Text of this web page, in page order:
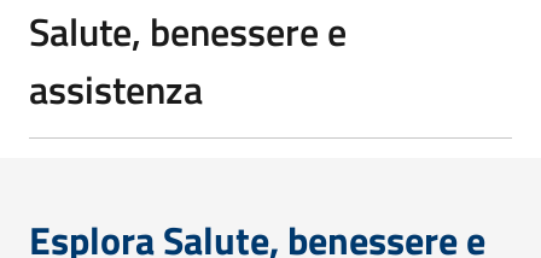
Salute, benessere e
assistenza
Esplora Salute, benessere e